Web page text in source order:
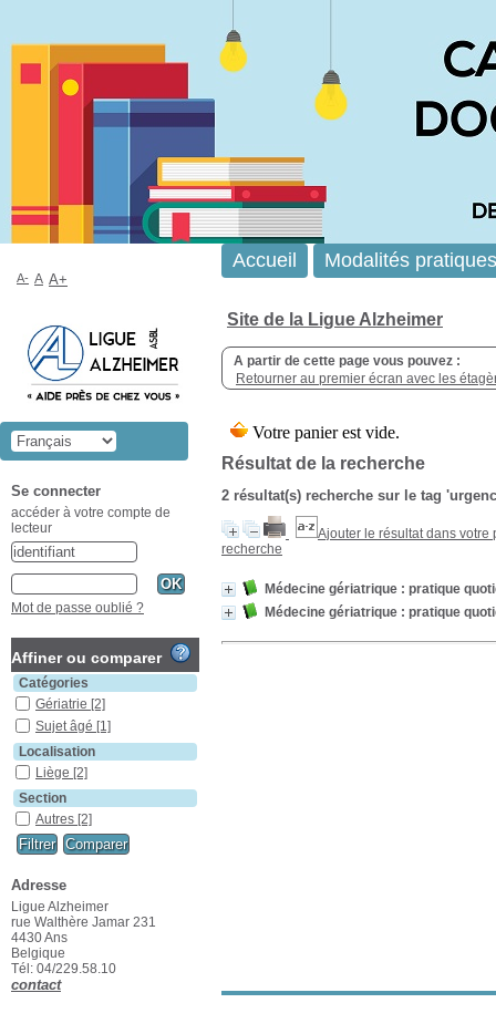
Site de la Ligue Alzheimer
A partir de cette page vous pouvez :
Retourner au premier écran avec les
Résultat de la recherche
2 résultat(s) recherche sur le tag
Ajouter le résultat dans votre
recherche
Médecine gériatrique : pratique
Médecine gériatrique : pratique
Accueil Modalités pratiques
A- A A+
Se connecter
accéder à votre compte de
lecteur
Mot de passe oublié ?
Affiner ou comparer
Catégories
Gériatrie [2]
Sujet âgé [1]
Localisation
Liège [2]
Section
Autres [2]
Adresse
Ligue Alzheimer
rue Walthère Jamar 231
4430 Ans
Belgique
Tél: 04/229.58.10
contact